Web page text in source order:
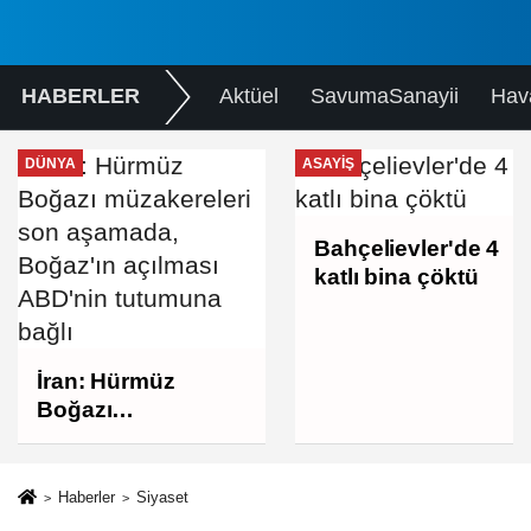
HABERLER Aktüel SavumaSanayii
DÜNYA
İran: Hürmüz
Boğazı
müzakereleri son
açılması ABD'nin
ASAYIŞ
Bahçelievler'de 4
katlı bina çöktü
Haberler Siyaset